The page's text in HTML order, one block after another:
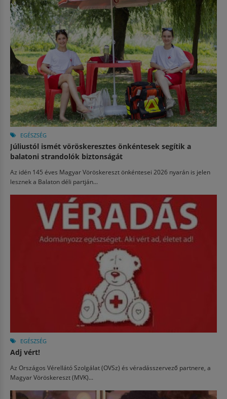
EGÉSZSÉG
Júliustól ismét vöröskeresztes önkéntesek segítik a
balatoni strandolók biztonságát
Az idén 145 éves Magyar Vöröskereszt önkéntesei 2026 nyarán is jelen
lesznek a Balaton déli partján...
EGÉSZSÉG
Adj vért!
Az Országos Vérellátó Szolgálat (OVSz) és véradásszervező partnere, a
Magyar Vöröskereszt (MVK)...